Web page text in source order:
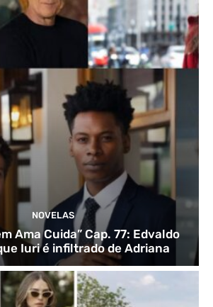
NOVELAS
Ama Cuida” Cap. 77: Edvaldo
Iuri é infiltrado de Adriana